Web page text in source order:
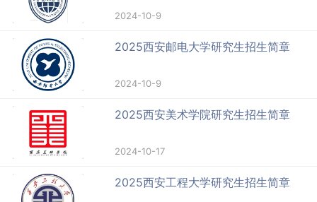
2024-10-9
2025西安邮电大学研究生招生简章
2024-10-9
2025西安美术学院研究生招生简章
2024-10-17
2025西安工程大学研究生招生简章